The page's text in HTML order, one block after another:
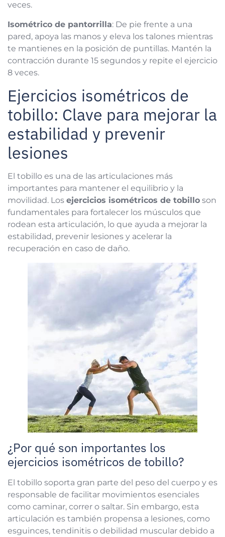
veces.
Isométrico de pantorrilla: De pie frente a una
pared, apoya las manos y eleva los talones mientras
te mantienes en la posición de puntillas. Mantén la
contracción durante 15 segundos y repite el ejercicio
8 veces.
Ejercicios isométricos de
tobillo: Clave para mejorar la
estabilidad y prevenir
lesiones
El tobillo es una de las articulaciones más
importantes para mantener el equilibrio y la
movilidad. Los ejercicios isométricos de tobillo son
fundamentales para fortalecer los músculos que
rodean esta articulación, lo que ayuda a mejorar la
estabilidad, prevenir lesiones y acelerar la
recuperación en caso de daño.
¿Por qué son importantes los
ejercicios isométricos de tobillo?
El tobillo soporta gran parte del peso del cuerpo y es
responsable de facilitar movimientos esenciales
como caminar, correr o saltar. Sin embargo, esta
articulación es también propensa a lesiones, como
esguinces, tendinitis o debilidad muscular debido a